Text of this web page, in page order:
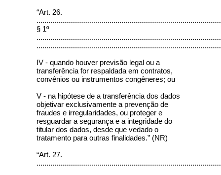
“Art. 26.
§ 1º
IV - quando houver previsão legal ou a
transferência for respaldada em contratos,
convênios ou instrumentos congêneres; ou
V - na hipótese de a transferência dos dados
objetivar exclusivamente a prevenção de
fraudes e irregularidades, ou proteger e
resguardar a segurança e a integridade do
titular dos dados, desde que vedado o
tratamento para outras finalidades.” (NR)
“Art. 27.